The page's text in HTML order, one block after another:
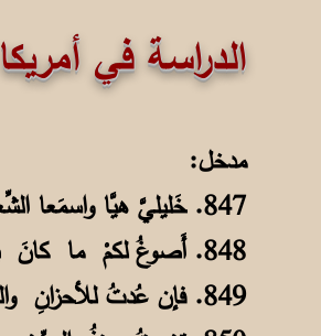
الدراسة في أمريكا
مدخل:
847. خَليليَّ هيَّا واسمَعا الشِّعرَ مـن قَولي فقدْ عادتِ الأحداثُ تَترى على عَقلي
848. أَصوغُ لكمْ ما كانَ بالأمسِ واقِعاً وأُخبرُكمْ عن خصب عَيشٍ وعنْ مَحْلِ
849. فإن عُدتُ للأحزانِ والسَّأمِ والأسى فمنْ ذا الذي ذاقَ النعـيمَ بِلا أزْلِ؟